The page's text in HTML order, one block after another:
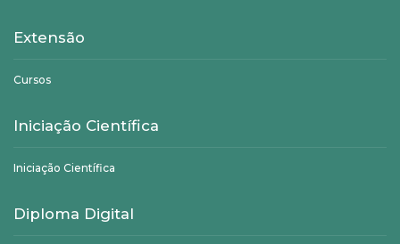
Extensão
Cursos
Iniciação Científica
Iniciação Científica
Diploma Digital